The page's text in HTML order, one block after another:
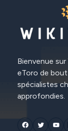
Bienvenue
eToro de
spécialistes
approfondies.